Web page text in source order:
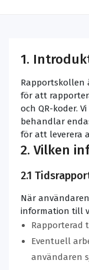
1.
Rapportskollen
för att
och QR-koder.
behandlar
för att leverera
2. Vilken
2.1
När
information till
Rapporterad
Eventuell
användaren